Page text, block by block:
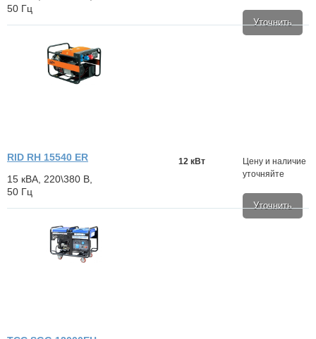
50 Гц
Уточнить
RID RH 15540 ER
15 кВА, 220\380 В,
50 Гц
Цену и наличие
уточняйте
Уточнить
12 кВт